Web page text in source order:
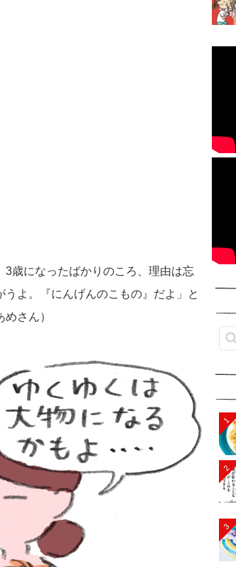
3歳になったばかりのころ、理由は忘
よ。『にんげんのこもの』だよ」と
さん）
1
2
3